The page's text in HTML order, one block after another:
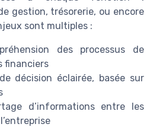
gestion, trésorerie, ou encore
sont multiples :
des processus de
financiers
décision éclairée, basée sur
d’informations entre les